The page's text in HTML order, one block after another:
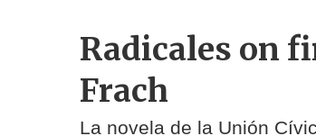
Radicales on
Frach
La novela de la Unión